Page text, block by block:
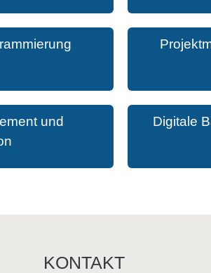
und
Digitale
KONTAKT